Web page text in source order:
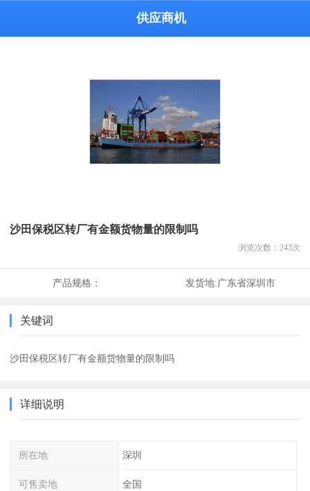
供应商机
沙田保税区转厂有金额货物量的限制吗
浏览次数： 243次
产品规格： 发货地:广东省深圳市
关键词
沙田保税区转厂有金额货物量的限制吗
详细说明
所在地 深圳
可售卖地 全国